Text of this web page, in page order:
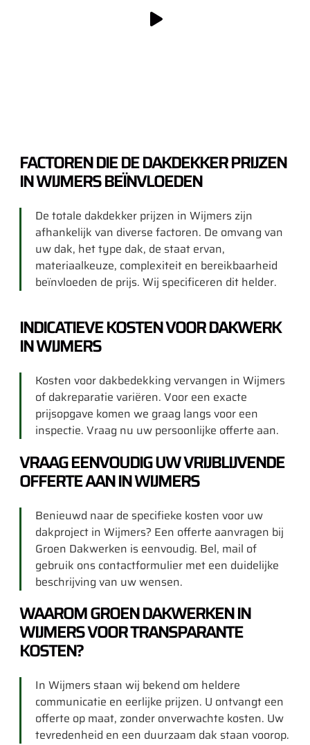
FACTOREN DIE DE DAKDEKKER PRIJZEN
IN WIJMERS BEÏNVLOEDEN
De totale dakdekker prijzen in Wijmers zijn
afhankelijk van diverse factoren. De omvang van
uw dak, het type dak, de staat ervan,
materiaalkeuze, complexiteit en bereikbaarheid
beïnvloeden de prijs. Wij specificeren dit helder.
INDICATIEVE KOSTEN VOOR DAKWERK
IN WIJMERS
Kosten voor dakbedekking vervangen in Wijmers
of dakreparatie variëren. Voor een exacte
prijsopgave komen we graag langs voor een
inspectie. Vraag nu uw persoonlijke offerte aan.
VRAAG EENVOUDIG UW VRIJBLIJVENDE
OFFERTE AAN IN WIJMERS
Benieuwd naar de specifieke kosten voor uw
dakproject in Wijmers? Een offerte aanvragen bij
Groen Dakwerken is eenvoudig. Bel, mail of
gebruik ons contactformulier met een duidelijke
beschrijving van uw wensen.
WAAROM GROEN DAKWERKEN IN
WIJMERS VOOR TRANSPARANTE
KOSTEN?
In Wijmers staan wij bekend om heldere
communicatie en eerlijke prijzen. U ontvangt een
offerte op maat, zonder onverwachte kosten. Uw
tevredenheid en een duurzaam dak staan voorop.